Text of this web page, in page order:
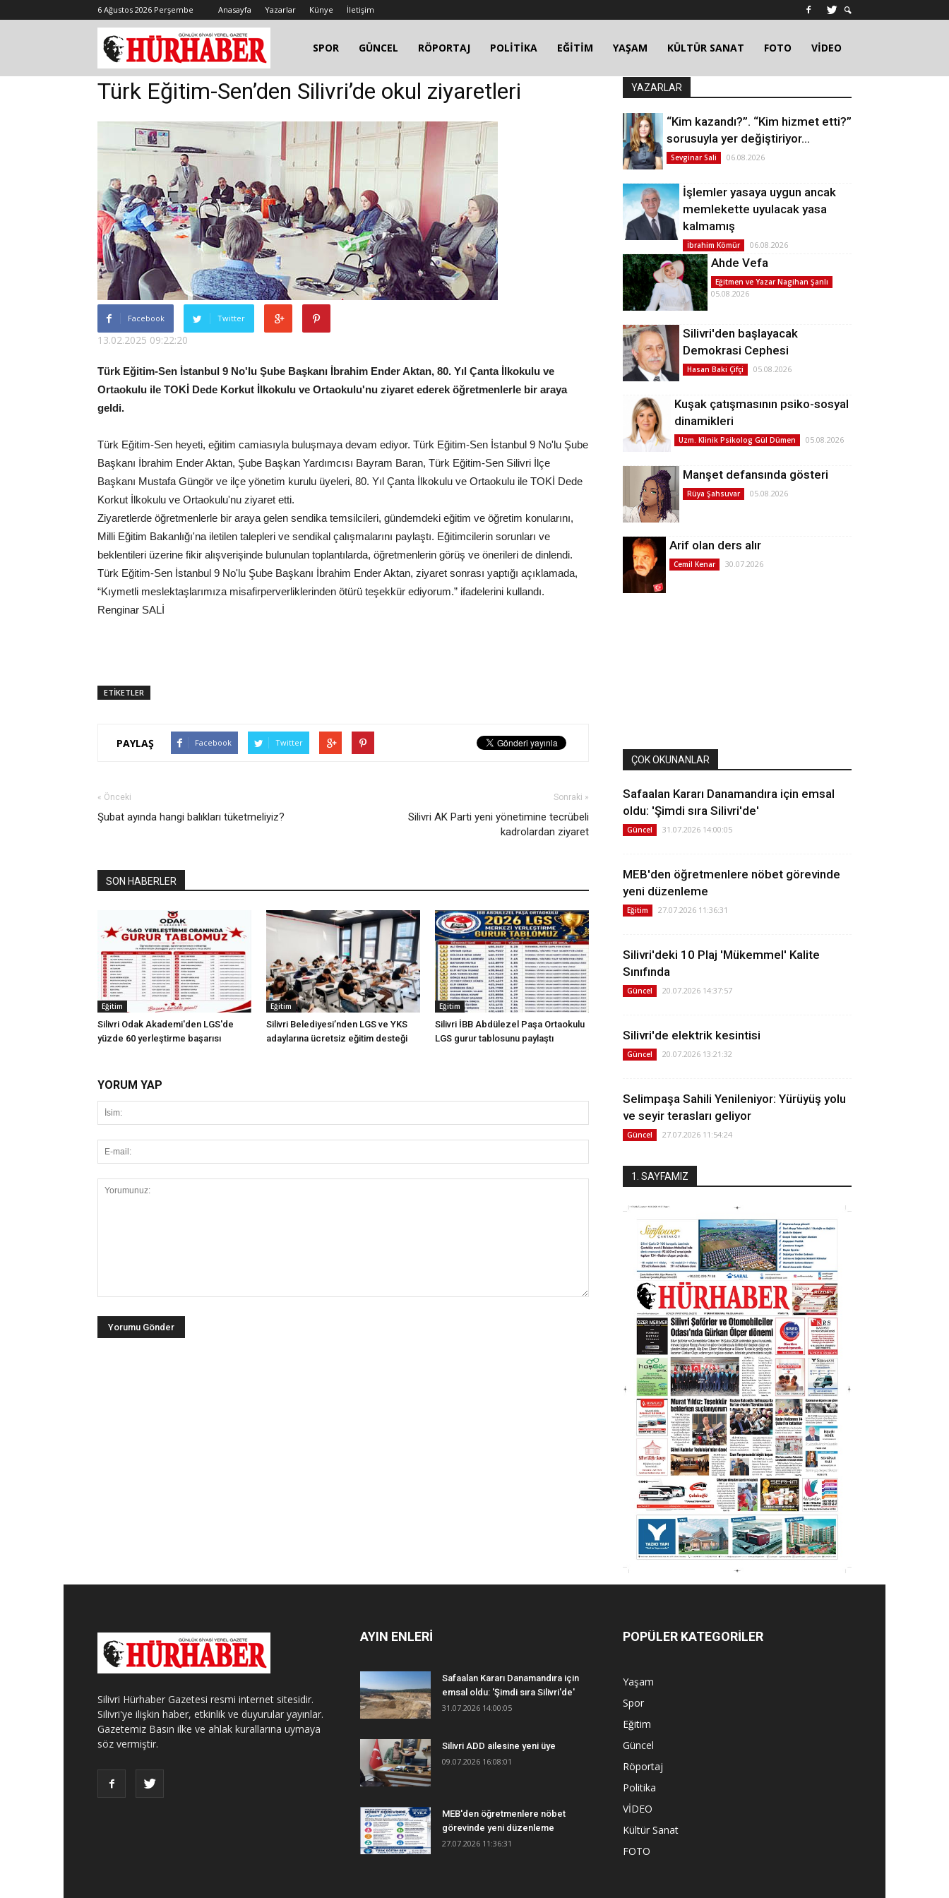
6 Ağustos 2026 Perşembe Anasayfa Yazarlar Künye İletişim
SPOR GÜNCEL RÖPORTAJ POLİTİKA EĞİTİM YAŞAM KÜLTÜR SANAT FOTO VİDEO
Türk Eğitim-Sen’den Silivri’de okul ziyaretleri
Facebook Twitter
13.02.2025 09:22:20
Türk Eğitim-Sen İstanbul 9 No'lu Şube Başkanı İbrahim Ender Aktan, 80. Yıl Çanta İlkokulu ve
Ortaokulu ile TOKİ Dede Korkut İlkokulu ve Ortaokulu'nu ziyaret ederek öğretmenlerle bir araya
geldi.
Türk Eğitim-Sen heyeti, eğitim camiasıyla buluşmaya devam ediyor. Türk Eğitim-Sen İstanbul 9 No'lu Şube
Başkanı İbrahim Ender Aktan, Şube Başkan Yardımcısı Bayram Baran, Türk Eğitim-Sen Silivri İlçe
Başkanı Mustafa Güngör ve ilçe yönetim kurulu üyeleri, 80. Yıl Çanta İlkokulu ve Ortaokulu ile TOKİ Dede
Korkut İlkokulu ve Ortaokulu'nu ziyaret etti.
Ziyaretlerde öğretmenlerle bir araya gelen sendika temsilcileri, gündemdeki eğitim ve öğretim konularını,
Milli Eğitim Bakanlığı'na iletilen talepleri ve sendikal çalışmalarını paylaştı. Eğitimcilerin sorunları ve
beklentileri üzerine fikir alışverişinde bulunulan toplantılarda, öğretmenlerin görüş ve önerileri de dinlendi.
Türk Eğitim-Sen İstanbul 9 No'lu Şube Başkanı İbrahim Ender Aktan, ziyaret sonrası yaptığı açıklamada,
“Kıymetli meslektaşlarımıza misafirperverliklerinden ötürü teşekkür ediyorum.” ifadelerini kullandı.
Renginar SALİ
ETİKETLER
PAYLAŞ Facebook Twitter
« Önceki
Şubat ayında hangi balıkları tüketmeliyiz?
Sonraki »
Silivri AK Parti yeni yönetimine tecrübeli
kadrolardan ziyaret
SON HABERLER
Eğitim
Silivri Odak Akademi'den LGS'de
yüzde 60 yerleştirme başarısı
Eğitim
Silivri Belediyesi’nden LGS ve YKS
adaylarına ücretsiz eğitim desteği
Eğitim
Silivri İBB Abdülezel Paşa Ortaokulu
LGS gurur tablosunu paylaştı
YORUM YAP
YAZARLAR
“Kim kazandı?”. “Kim hizmet etti?”
sorusuyla yer değiştiriyor…
Sevginar Sali 06.08.2026
İşlemler yasaya uygun ancak
memlekette uyulacak yasa
kalmamış
İbrahim Kömür 06.08.2026
Ahde Vefa
Eğitmen ve Yazar Nagihan Şanlı
05.08.2026
Silivri'den başlayacak
Demokrasi Cephesi
Hasan Baki Çifçi 05.08.2026
Kuşak çatışmasının psiko-sosyal
dinamikleri
Uzm. Klinik Psikolog Gül Dümen 05.08.2026
Manşet defansında gösteri
Rüya Şahsuvar 05.08.2026
Arif olan ders alır
Cemil Kenar 30.07.2026
ÇOK OKUNANLAR
Safaalan Kararı Danamandıra için emsal
oldu: 'Şimdi sıra Silivri'de'
Güncel 31.07.2026 14:00:05
MEB'den öğretmenlere nöbet görevinde
yeni düzenleme
Eğitim 27.07.2026 11:36:31
Silivri'deki 10 Plaj 'Mükemmel' Kalite
Sınıfında
Güncel 20.07.2026 14:37:57
Silivri'de elektrik kesintisi
Güncel 20.07.2026 13:21:32
Selimpaşa Sahili Yenileniyor: Yürüyüş yolu
ve seyir terasları geliyor
Güncel 27.07.2026 11:54:24
1. SAYFAMIZ
Silivri Hürhaber Gazetesi resmi internet sitesidir.
Silivri'ye ilişkin haber, etkinlik ve duyurular yayınlar.
Gazetemiz Basın ilke ve ahlak kurallarına uymaya
söz vermiştir.
AYIN ENLERİ
Safaalan Kararı Danamandıra için
emsal oldu: 'Şimdi sıra Silivri'de'
31.07.2026 14:00:05
Silivri ADD ailesine yeni üye
09.07.2026 16:08:01
MEB'den öğretmenlere nöbet
görevinde yeni düzenleme
27.07.2026 11:36:31
POPÜLER KATEGORİLER
Yaşam
Spor
Eğitim
Güncel
Röportaj
Politika
VİDEO
Kültür Sanat
FOTO